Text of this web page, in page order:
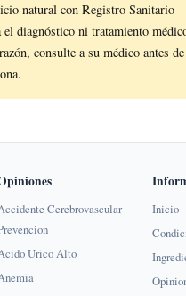
natural con Registro Sanitario
diagnóstico ni tratamiento
consulte a su médico antes
Cerebrovascular
Urico Alto
Inicio